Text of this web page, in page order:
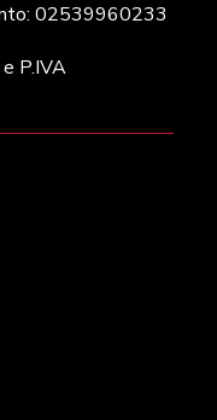
02539960233
P.IVA